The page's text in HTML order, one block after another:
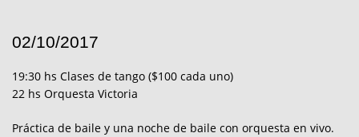
02/10/2017
19:30 hs Clases de tango ($100 cada uno)
22 hs Orquesta Victoria
Práctica de baile y una noche de baile con orquesta en vivo.